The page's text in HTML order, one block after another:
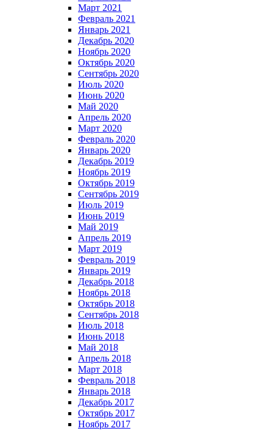
Март 2021
Февраль 2021
Январь 2021
Декабрь 2020
Ноябрь 2020
Октябрь 2020
Сентябрь 2020
Июль 2020
Июнь 2020
Май 2020
Апрель 2020
Март 2020
Февраль 2020
Январь 2020
Декабрь 2019
Ноябрь 2019
Октябрь 2019
Сентябрь 2019
Июль 2019
Июнь 2019
Май 2019
Апрель 2019
Март 2019
Февраль 2019
Январь 2019
Декабрь 2018
Ноябрь 2018
Октябрь 2018
Сентябрь 2018
Июль 2018
Июнь 2018
Май 2018
Апрель 2018
Март 2018
Февраль 2018
Январь 2018
Декабрь 2017
Октябрь 2017
Ноябрь 2017